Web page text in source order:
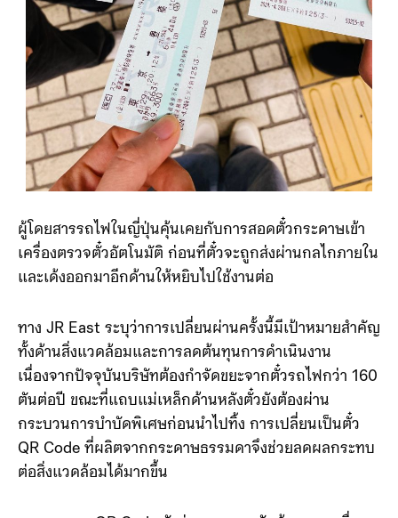
ผู้โดยสารรถไฟในญี่ปุ่นคุ้นเคยกับการสอดตั๋วกระดาษเข้า
และเด้งออกมาอีกด้านให้หยิบไปใช้งานต่อ
ทาง JR East ระบุว่าการเปลี่ยนผ่านครั้งนี้มีเป้าหมายสำคัญ
ทั้งด้านสิ่งแวดล้อมและการลดต้นทุนการดำเนินงาน
เนื่องจากปัจจุบันบริษัทต้องกำจัดขยะจากตั๋วรถไฟกว่า 160
ตันต่อปี ขณะที่แถบแม่เหล็กด้านหลังตั๋วยังต้องผ่าน
กระบวนการบำบัดพิเศษก่อนนำไปทิ้ง การเปลี่ยนเป็นตั๋ว